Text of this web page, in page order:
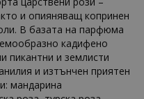
и опияняващ копринен
В базата на парфюма
кадифено
пикантни и землисти
и изтънчен приятен
мандарина